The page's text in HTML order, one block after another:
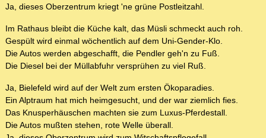
Ja, dieses Oberzentrum kriegt 'ne grüne Postleitzahl.
Im Rathaus bleibt die Küche kalt, das Müsli schmeckt auch roh.
Gespült wird einmal wöchentlich auf dem Uni-Gender-Klo.
Die Autos werden abgeschafft, die Pendler geh'n zu Fuß.
Die Diesel bei der Müllabfuhr versprühen zu viel Ruß.
Ja, Bielefeld wird auf der Welt zum ersten Ökoparadies.
Ein Alptraum hat mich heimgesucht, und der war ziemlich fies.
Das Knusperhäuschen machten sie zum Luxus-Pferdestall.
Die Autos mußten stehen, rote Welle überall.